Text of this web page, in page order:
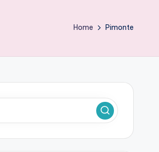
Home Pimonte